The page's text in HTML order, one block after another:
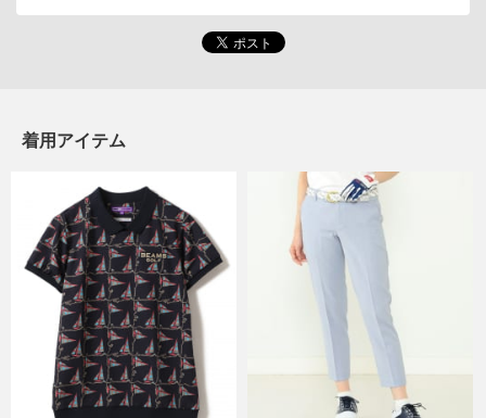
着用アイテム